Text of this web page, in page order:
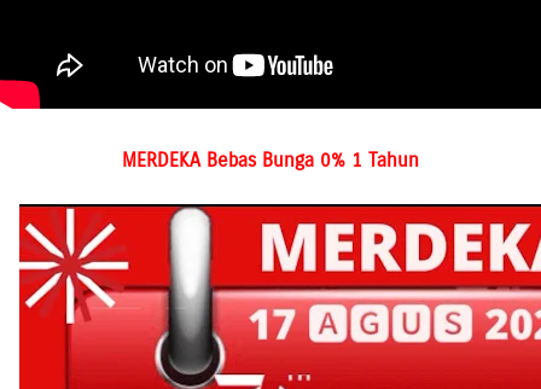
MERDEKA Bebas Bunga 0% 1 Tahun